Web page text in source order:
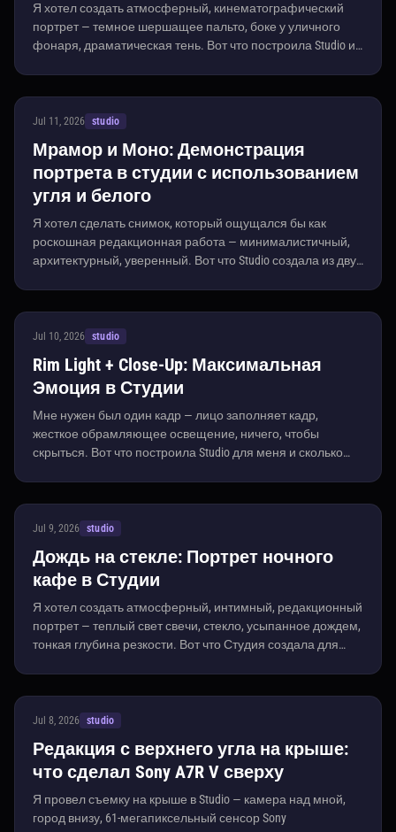
Я хотел создать атмосферный, кинематографический
портрет — темное шершащее пальто, боке у уличного
фонаря, драматическая тень. Вот что построила Studio из
Jul 11, 2026 studio
Мрамор и Моно: Демонстрация
портрета в студии с использованием
угля и белого
Я хотел сделать снимок, который ощущался бы как
роскошная редакционная работа — минималистичный,
архитектурный, уверенный. Вот что Studio создала из двух
Jul 10, 2026 studio
Rim Light + Close-Up: Максимальная
Эмоция в Студии
Мне нужен был один кадр — лицо заполняет кадр,
жесткое обрамляющее освещение, ничего, чтобы
скрыться. Вот что построила Studio для меня и сколько
Jul 9, 2026 studio
Дождь на стекле: Портрет ночного
кафе в Студии
Я хотел создать атмосферный, интимный, редакционный
портрет — теплый свет свечи, стекло, усыпанное дождем,
тонкая глубина резкости. Вот что Студия создала для
Jul 8, 2026 studio
Редакция с верхнего угла на крыше:
что сделал Sony A7R V сверху
Я провел съемку на крыше в Studio — камера над мной,
город внизу, 61-мегапиксельный сенсор Sony